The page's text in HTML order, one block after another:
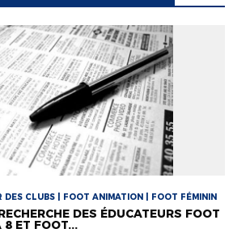
CLUBS | FOOT ANIMATION | FOOT FÉMININ
DES ÉDUCATEURS FOOT
ET FOOT...